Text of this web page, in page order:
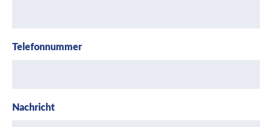
Telefonnummer
Nachricht